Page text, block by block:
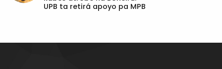
UPB ta retirá apoyo pa MPB